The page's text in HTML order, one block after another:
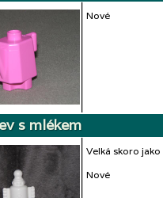
Nové
s mlékem
Velká skoro
Nové